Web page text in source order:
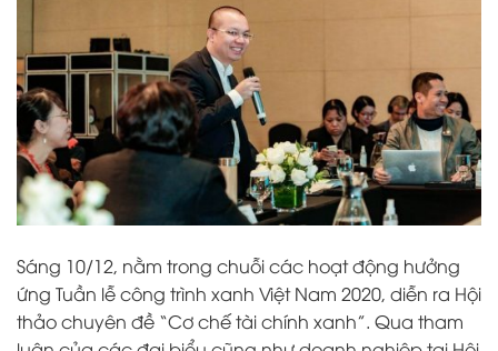
Sáng 10/12, nằm trong chuỗi các hoạt động hưởng
ứng Tuần lễ công trình xanh Việt Nam 2020, diễn ra Hội
thảo chuyên đề “Cơ chế tài chính xanh”. Qua tham